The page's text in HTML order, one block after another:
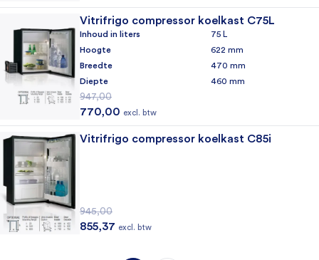
Vitrifrigo compressor koelkast C75L
Inhoud in liters
75 L
Hoogte
622 mm
Breedte
470 mm
Diepte
460 mm
947,00
Oorspronkelijke prijs was: 947,00.
770,00 excl. btw
Vitrifrigo compressor koelkast C85i
945,00
Oorspronkelijke prijs was: 945,00.
855,37 excl. btw